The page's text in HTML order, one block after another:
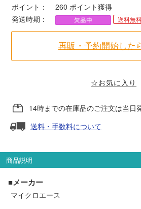
トラムウェイ
走行エリア別 鉄道模型車両リスト
ポイント：
260 ポイント獲得
発送時期：
送料無
再販・予約開始した
☆お気に入り
14時までの在庫品のご注文は当日
送料・手数料について
商品説明
■メーカー
マイクロエース